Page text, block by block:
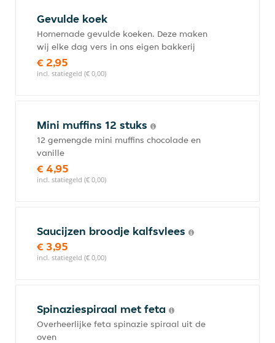
Gevulde koek
Homemade gevulde koeken. Deze maken
wij elke dag vers in ons eigen bakkerij
€ 2,95
incl. statiegeld (€ 0,00)
Mini muffins 12 stuks
12 gemengde mini muffins chocolade en
vanille
€ 4,95
incl. statiegeld (€ 0,00)
Saucijzen broodje kalfsvlees
€ 3,95
incl. statiegeld (€ 0,00)
Spinaziespiraal met feta
Overheerlijke feta spinazie spiraal uit de
oven